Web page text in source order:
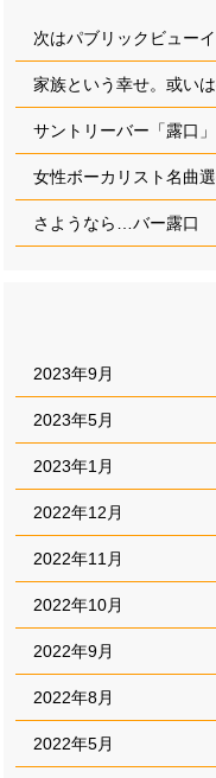
次はパブリックビューイ
家族という幸せ。或い
サントリーバー「露口
女性ボーカリスト名曲
さようなら…バー露口
2023年9月
2023年5月
2023年1月
2022年12月
2022年11月
2022年10月
2022年9月
2022年8月
2022年5月